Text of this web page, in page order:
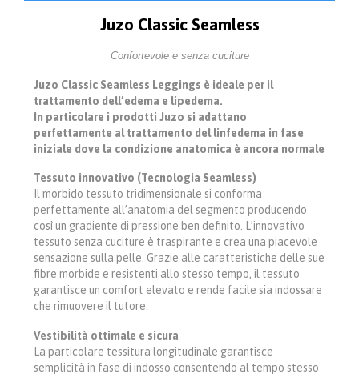
Juzo Classic Seamless
Confortevole e senza cuciture
Juzo Classic Seamless Leggings è ideale per il
trattamento dell’edema e lipedema.
In particolare i prodotti Juzo si adattano
perfettamente al trattamento del linfedema in fase
iniziale dove la condizione anatomica è ancora normale
Tessuto innovativo (Tecnologia Seamless)
Il morbido tessuto tridimensionale si conforma
perfettamente all’anatomia del segmento producendo
così un gradiente di pressione ben definito. L’innovativo
tessuto senza cuciture è traspirante e crea una piacevole
sensazione sulla pelle. Grazie alle caratteristiche delle sue
fibre morbide e resistenti allo stesso tempo, il tessuto
garantisce un comfort elevato e rende facile sia indossare
che rimuovere il tutore.
Vestibilità ottimale e sicura
La particolare tessitura longitudinale garantisce
semplicità in fase di indosso consentendo al tempo stesso